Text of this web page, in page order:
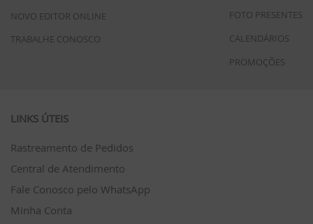
NOVO EDITOR ONLINE
TRABALHE CONOSCO
FOTO PRESENTES
CALENDÁRIOS
PROMOÇÕES
LINKS ÚTEIS
Rastreamento de Pedidos
Central de Atendimento
Fale Conosco pelo WhatsApp
Minha Conta